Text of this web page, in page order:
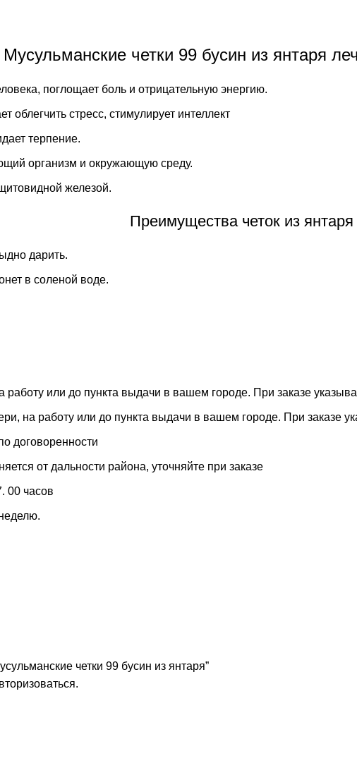
Мусульманские четки 99 бусин из янтаря
поглощает боль и отрицательную энергию.
облегчить стресс, стимулирует интеллект
терпение.
организм и окружающую среду.
железой.
Преимущества четок из янтаря
дарить.
в соленой воде.
работу или до пункта выдачи в вашем городе. При заказе
на работу или до пункта выдачи в вашем городе. При заказе
договоренности
от дальности района, уточняйте при заказе
00 часов
четки 99 бусин из янтаря”
.